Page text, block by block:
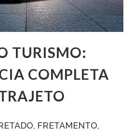
TURISMO:
COMPLETA
FRETAMENTO